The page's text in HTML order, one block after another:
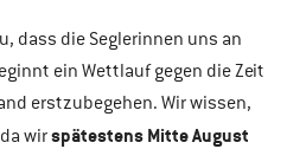
dass die Seglerinnen uns an
ein Wettlauf gegen die Zeit
erstzubegehen. Wir wissen,
wirspätestens Mitte August